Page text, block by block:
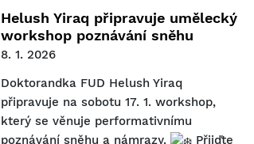
Helush Yiraq připravuje umělecký
workshop poznávání sněhu
8. 1. 2026
Doktorandka FUD Helush Yiraq
připravuje na sobotu 17. 1. workshop,
který se věnuje performativnímu
poznávání sněhu a námrazy.
Přijďte